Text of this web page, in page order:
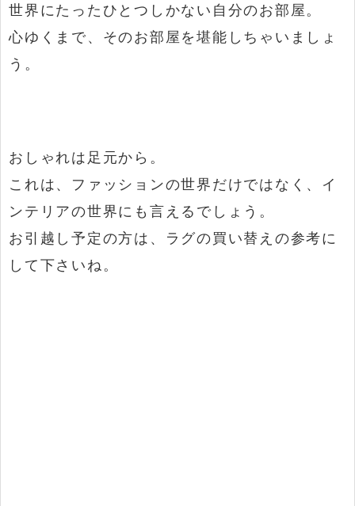
世界にたったひとつしかない自分のお部屋。
心ゆくまで、そのお部屋を堪能しちゃいましょ
う。
おしゃれは足元から。
これは、ファッションの世界だけではなく、イ
ンテリアの世界にも言えるでしょう。
お引越し予定の方は、ラグの買い替えの参考に
して下さいね。